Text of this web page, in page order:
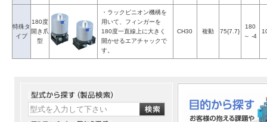
特殊タ
イプ
180度
開き爪
型
・ラックピニオン機構を
用いて、フィンガーを
180度一直線上に大きく
開かせるエアチャックで
す。
CH30 複動 75{7.7}
180
～ -4